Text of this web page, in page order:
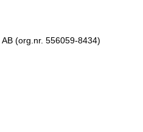
(org.nr. 556059­-8434)